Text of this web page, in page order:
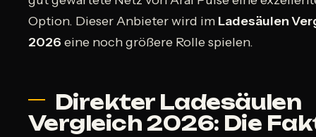
Option. Dieser Anbieter wird im Ladesäulen
2026 eine noch größere Rolle spielen.
Direkter Ladesäulen
Vergleich 2026: Die